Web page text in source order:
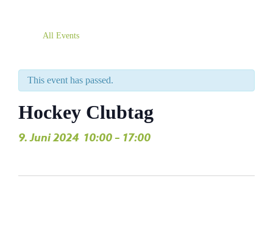
All Events
This event has passed.
Hockey Clubtag
9. Juni 2024 10:00– 17:00